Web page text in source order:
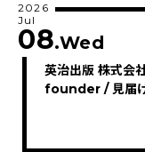
英治出版 株式会
founder / 見届け
2026
Jul
08.Wed